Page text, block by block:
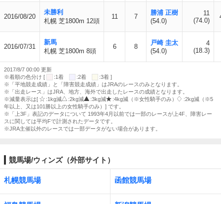
2016/08/20
未勝利
札幌 芝1800m 12頭
11 7
勝浦 正樹
(54.0)
11
(74.0)
2016/07/31
新馬
札幌 芝1800m 8頭
6 8
戸崎 圭太
(54.0)
4
(18.3)
2017/8/7 00:00 更新
※着順の色分け [
:1着 :2着
:3着 ]
※「平地競走成績」と「障害競走成績」はJRAのレースのみとなります。
※「出走レース」はJRA、地方、海外で出走したレースの成績となります。
※減量表示は[
:1kg減 :2kg減 :3kg減 :4kg減（※女性騎手のみ）
:2kg減（※5
年以上、又は101勝以上の女性騎手のみ）] です。
※「上3F」表記のデータについて 1993年4月以前では一部のレースが上4F、障害レー
スに関しては平均Fで計測されたデータです。
※JRA主催以外のレースでは一部データがない場合があります。
競馬場/ウィンズ（外部サイト）
札幌競馬場 函館競馬場